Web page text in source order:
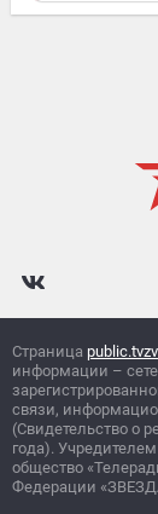
Страница
информации –
связи,
(Свидетельство о
года).
общество
Федерации